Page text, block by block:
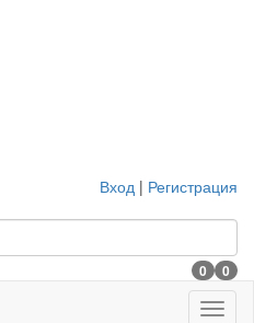
Вход | Регистрация
0
0
Меню